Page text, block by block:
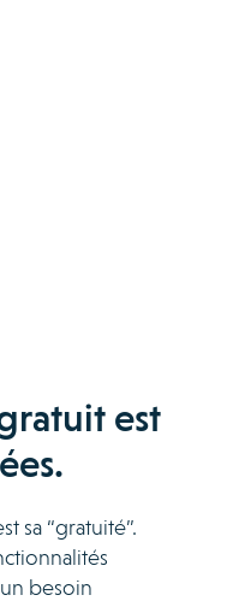
est
sa “gratuité”.
besoin